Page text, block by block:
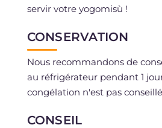
servir votre yogomisù !
CONSERVATION
Nous recommandons de
au réfrigérateur pendant 1
congélation n'est pas
CONSEIL